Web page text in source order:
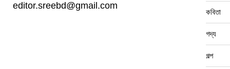
editor.sreebd@gmail.com
কবিতা
গদ্য
গল্প